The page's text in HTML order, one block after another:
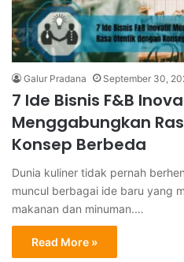
Galur Pradana September 30,
7 Ide Bisnis F&B
Menggabungkan
Konsep Berbeda
Dunia kuliner tidak pernah
muncul berbagai ide baru yang
makanan dan minuman.…
Read More »